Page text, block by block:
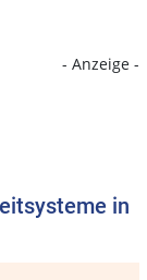
- Anzeige -
in